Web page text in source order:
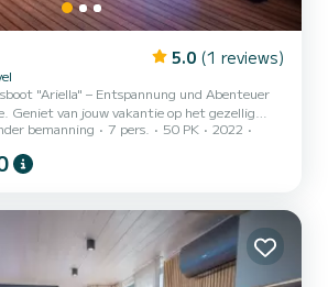
5.0 (1 reviews)
"Ariella" – Entspannung und Abenteuer
Geniet van jouw vakantie op het gezellig
en ontdek het merengebied rondom de
omgeving. Met ruimte voor maximaal 7
zonder vaarbewijs genieten van de natuur
en een slaapbank in de woonkamer
bemanning 7 pers. 50 PK
2022